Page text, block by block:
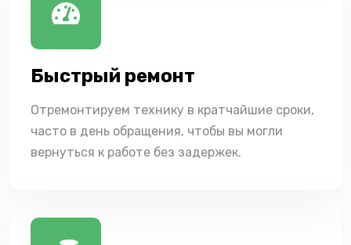
Быстрый ремонт
Отремонтируем технику в кратчайшие сроки,
часто в день обращения, чтобы вы могли
вернуться к работе без задержек.